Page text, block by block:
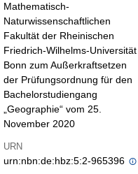
Mathematisch-
Naturwissenschaftlichen
Fakultät der Rheinischen
Friedrich-Wilhelms-Universität
Bonn zum Außerkraftsetzen
der Prüfungsordnung für den
Bachelorstudiengang
„Geographie“ vom 25.
November 2020
URN
urn:nbn:de:hbz:5:2-965396